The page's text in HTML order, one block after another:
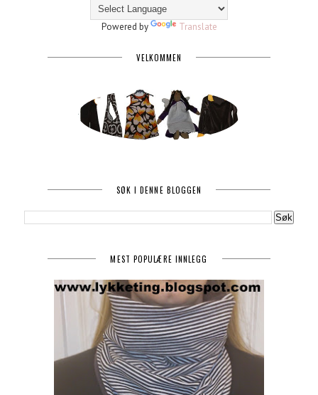
Powered by Translate
VELKOMMEN
SØK I DENNE BLOGGEN
MEST POPULÆRE INNLEGG